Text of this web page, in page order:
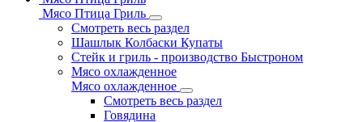
Мясо Птица Гриль
Смотреть весь раздел
Шашлык Колбаски Купаты
Стейк и гриль - производство Быстроном
Мясо охлажденное
Мясо охлажденное
Смотреть весь раздел
Говядина